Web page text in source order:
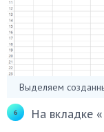
Выделяем
На вкладке